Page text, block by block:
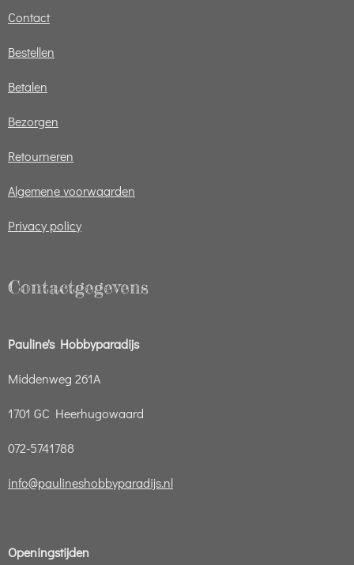
Contact
Bestellen
Betalen
Bezorgen
Retourneren
Algemene voorwaarden
Privacy policy
Contactgegevens
Pauline's Hobbyparadijs
Middenweg 261A
1701 GC Heerhugowaard
072-5741788
info@paulineshobbyparadijs.nl
Openingstijden